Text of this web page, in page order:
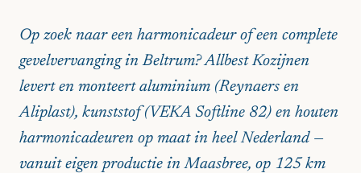
Op zoek naar een harmonicadeur of een complete
gevelvervanging in Beltrum? Allbest Kozijnen
levert en monteert aluminium (Reynaers en
Aliplast), kunststof (VEKA Softline 82) en houten
harmonicadeuren op maat in heel Nederland —
vanuit eigen productie in Maasbree, op 125 km